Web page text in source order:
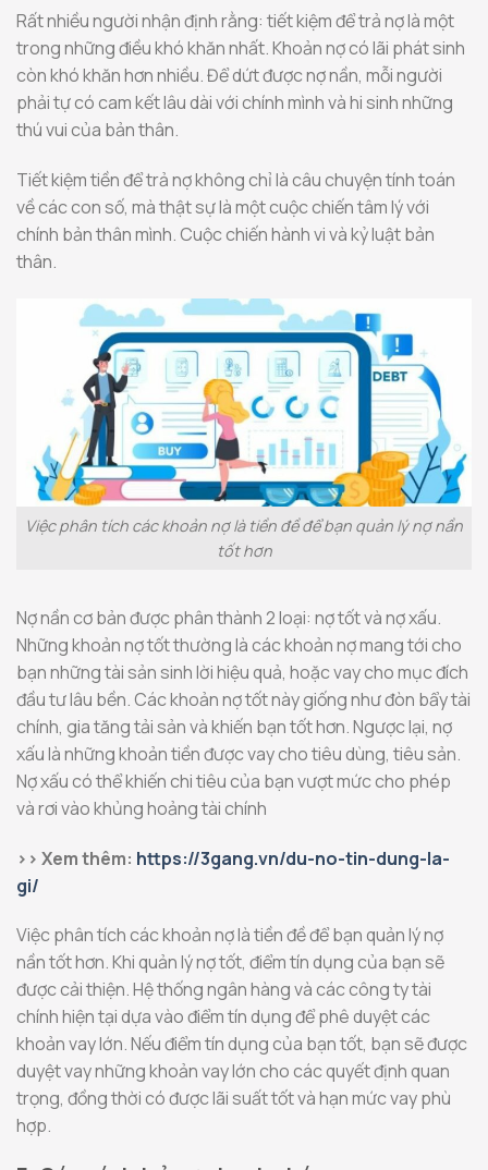
Rất nhiều người nhận định rằng: tiết kiệm để trả nợ là một
trong những điều khó khăn nhất. Khoản nợ có lãi phát sinh
còn khó khăn hơn nhiều. Để dứt được nợ nần, mỗi người
phải tự có cam kết lâu dài với chính mình và hi sinh những
thú vui của bản thân.
Tiết kiệm tiền để trả nợ không chỉ là câu chuyện tính toán
về các con số, mà thật sự là một cuộc chiến tâm lý với
chính bản thân mình. Cuộc chiến hành vi và kỷ luật bản
thân.
Việc phân tích các khoản nợ là tiền đề để bạn quản lý nợ nần
tốt hơn
Nợ nần cơ bản được phân thành 2 loại: nợ tốt và nợ xấu.
Những khoản nợ tốt thường là các khoản nợ mang tới cho
bạn những tài sản sinh lời hiệu quả, hoặc vay cho mục đích
đầu tư lâu bền. Các khoản nợ tốt này giống như đòn bẩy tài
chính, gia tăng tải sản và khiến bạn tốt hơn. Ngược lại, nợ
xấu là những khoản tiền được vay cho tiêu dùng, tiêu sản.
Nợ xấu có thể khiến chi tiêu của bạn vượt mức cho phép
và rơi vào khủng hoảng tài chính
>> Xem thêm: https://3gang.vn/du-no-tin-dung-la-
gi/
Việc phân tích các khoản nợ là tiền đề để bạn quản lý nợ
nần tốt hơn. Khi quản lý nợ tốt, điểm tín dụng của bạn sẽ
được cải thiện. Hệ thống ngân hàng và các công ty tài
chính hiện tại dựa vào điểm tín dụng để phê duyệt các
khoản vay lớn. Nếu điểm tín dụng của bạn tốt, bạn sẽ được
duyệt vay những khoản vay lớn cho các quyết định quan
trọng, đồng thời có được lãi suất tốt và hạn mức vay phù
hợp.